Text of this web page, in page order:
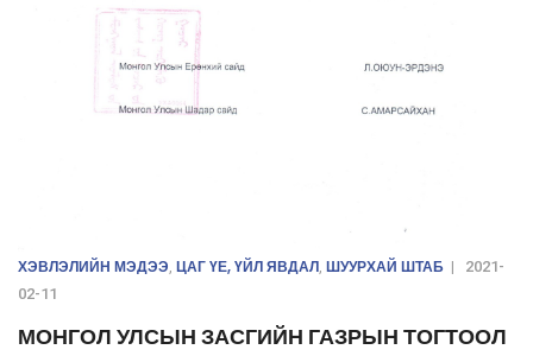
ХЭВЛЭЛИЙН МЭДЭЭ, ЦАГ ҮЕ, ҮЙЛ ЯВДАЛ, ШУУРХАЙ ШТАБ |
2021-
02-11
МОНГОЛ УЛСЫН ЗАСГИЙН ГАЗРЫН ТОГТООЛ